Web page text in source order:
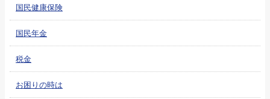
国民健康保険
国民年金
税金
お困りの時は